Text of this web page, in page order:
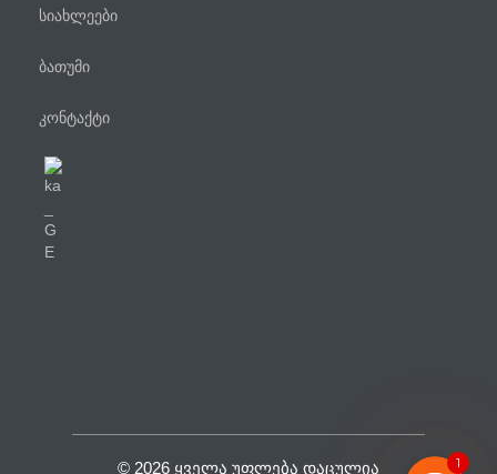
სიახლეები
ბათუმი
კონტაქტი
© 2026 ᲧᲕᲔᲚᲐ ᲣᲤᲚᲔᲑᲐ ᲓᲐᲪᲣᲚᲘᲐ 1